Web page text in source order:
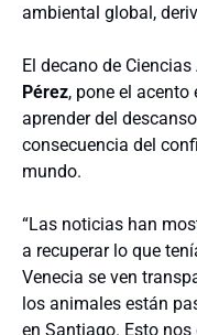
ambiental global,
El decano de
Pérez, pone el
aprender del
consecuencia del
mundo.
“Las noticias han
a recuperar lo que
Venecia se ven
los animales están
en Santiago. Esto